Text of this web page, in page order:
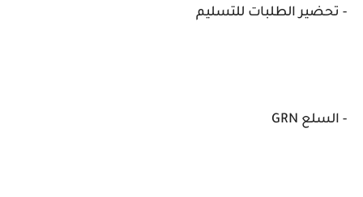
- تحضير الطلبات للتسليم
- السلع GRN